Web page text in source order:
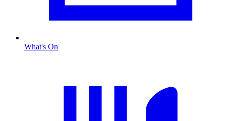
What's On